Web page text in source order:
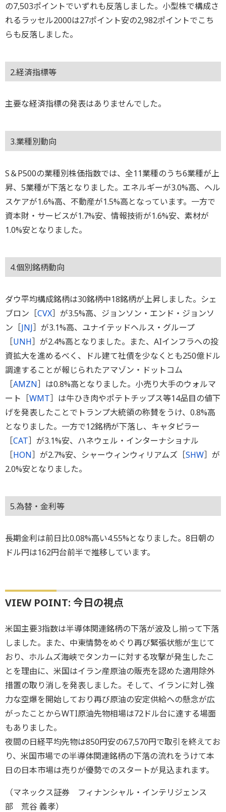
の7,503ポイントでいずれも反落しました。小型株で構成さ
れるラッセル2000は27ポイント安の2,982ポイントでこち
らも反落しました。
2.経済指標等
主要な経済指標の発表はありませんでした。
3.業種別動向
S＆P500の業種別株価指数では、全11業種のうち6業種が上
昇、5業種が下落となりました。エネルギーが3.0%高、ヘル
スケアが1.6%高、不動産が1.5%高となっています。一方で
資本財・サービスが1.7%安、情報技術が1.6%安、素材が
1.0%安となりました。
4.個別銘柄動向
ダウ平均構成銘柄は30銘柄中18銘柄が上昇しました。シェ
ブロン［CVX］が3.5%高、ジョンソン・エンド・ジョンソ
ン［JNJ］が3.1%高、ユナイテッドヘルス・グループ
［UNH］が2.4%高となりました。また、AIインフラへの投
資拡大を進めるべく、ドル建て社債を少なくとも250億ドル
調達することが報じられたアマゾン・ドットコム
［AMZN］は0.8%高となりました。小売り大手のウォルマ
ート［WMT］は牛ひき肉やポテトチップス等14品目の値下
げを発表したことでトランプ大統領の称賛をうけ、0.8%高
となりました。一方で12銘柄が下落し、キャタピラー
［CAT］が3.1%安、ハネウェル・インターナショナル
［HON］が2.7%安、シャーウィンウィリアムズ［SHW］が
2.0%安となりました。
5.為替・金利等
長期金利は前日比0.08%高い4.55%となりました。8日朝の
ドル円は162円台前半で推移しています。
VIEW POINT: 今日の視点
米国主要3指数は半導体関連銘柄の下落が波及し揃って下落
しました。また、中東情勢をめぐり再び緊張状態が生じて
おり、ホルムズ海峡でタンカーに対する攻撃が発生したこ
とを理由に、米国はイラン産原油の販売を認めた適用除外
措置の取り消しを発表しました。そして、イランに対し強
力な空爆を開始しており再び原油の安定供給への懸念が広
がったことからWTI原油先物相場は72ドル台に達する場面
もありました。
夜間の日経平均先物は850円安の67,570円で取引を終えてお
り、米国市場での半導体関連銘柄の下落の流れをうけて本
日の日本市場は売りが優勢でのスタートが見込まれます。
（マネックス証券 フィナンシャル・インテリジェンス
部 荒谷 義孝）